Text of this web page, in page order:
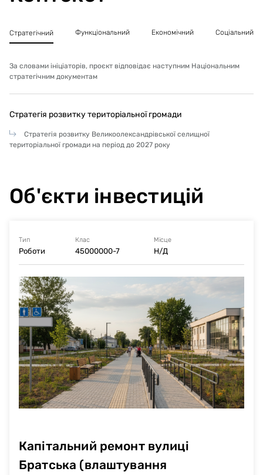
Стратегічний Функціональний Економічний Соціальний
За словами ініціаторів, проєкт відповідає наступним Національним
стратегічним документам
Стратегія розвитку територіальної громади
Стратегія розвитку Великоолександрівської селищної
територіальної громади на період до 2027 року
Об'єкти інвестицій
Тип
Роботи
Клас
45000000-7
Місце
Н/Д
Капітальний ремонт вулиці
Братська (влаштування